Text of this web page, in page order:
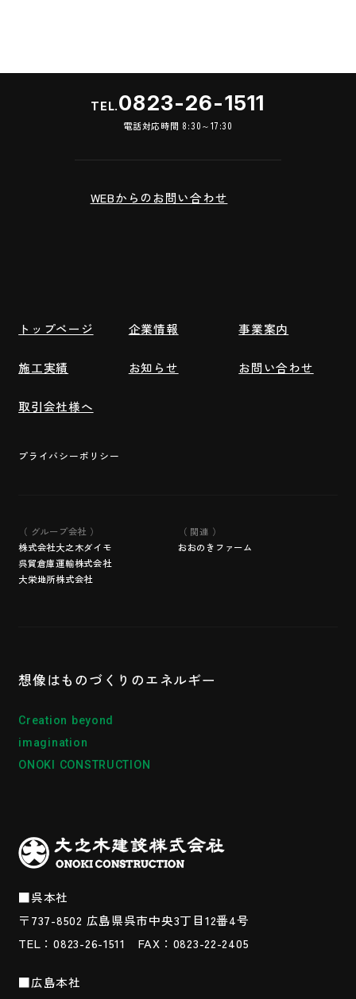
想像はものづくりのエネルギー
Creation beyond
imagination
ONOKI CONSTRUCTION
TEL.0823-26-1511
電話対応時間 8:30～17:30
WEBからのお問い合わせ
■呉本社
〒737-8502 広島県呉市中央3丁目12番4号
TEL：0823-26-1511 FAX：0823-22-2405
■広島本社
トップページ 企業情報 事業案内
施工実績 お知らせ お問い合わせ
取引会社様へ
プライバシーポリシー
（ グループ会社 ）
株式会社大之木ダイモ
呉貿倉庫運輸株式会社
大栄地所株式会社
（ 関連 ）
おおのきファーム